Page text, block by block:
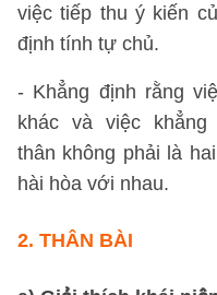
việc tiếp thu ý kiến
định tính tự chủ.
- Khẳng định rằng
khác và việc
thân không phải là
hài hòa với nhau.
2. THÂN BÀI